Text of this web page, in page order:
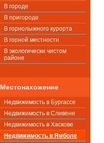
В городе
В пригороде
В горнолыжного курорта
В горной местности
В экологически чистом
районе
Местонахожение
Недвижимость в Бургассе
Недвижимость в Сливене
Недвижимость в Хаскове
Недвижимость в Ямболе